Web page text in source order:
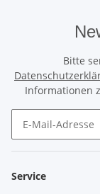
Bitte
Informationen
Service